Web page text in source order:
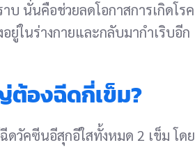
นั่นคือช่วยลดโอกาสการเกิดโรค
ยู่ในร่างกายและกลับมากำเริบอีก
ต้องฉีดกี่เข็ม?
วัคซีนอีสุกอีใสทั้งหมด 2 เข็ม โดย